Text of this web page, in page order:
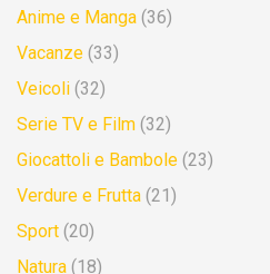
Anime e Manga (36)
Vacanze (33)
Veicoli (32)
Serie TV e Film (32)
Giocattoli e Bambole (23)
Verdure e Frutta (21)
Sport (20)
Natura (18)